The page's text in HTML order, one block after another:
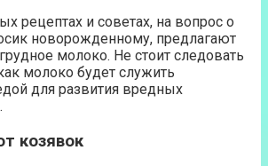
рецептах и советах, на вопрос о
новорожденному, предлагают
молоко. Не стоит следовать
молоко будет служить
для развития вредных
козявок